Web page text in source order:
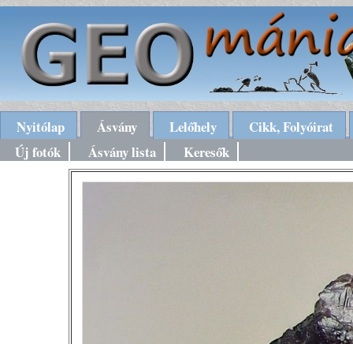
Nyitólap Ásvány Lelőhely
Cikk, Folyóirat
Új fotók
Ásvány lista Keresők